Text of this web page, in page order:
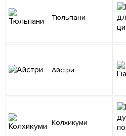
Тюльпани
Айстри
Колхикуми